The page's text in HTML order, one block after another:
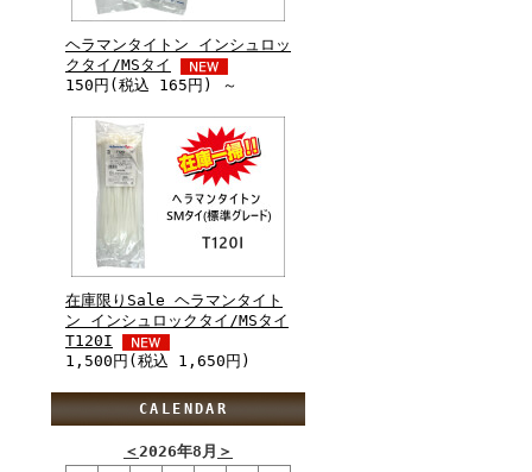
ヘラマンタイトン インシュロッ
クタイ/MSタイ
150円(税込 165円) ～
在庫限りSale ヘラマンタイト
ン インシュロックタイ/MSタイ
T120I
1,500円(税込 1,650円)
CALENDAR
＜2026年8月 ＞